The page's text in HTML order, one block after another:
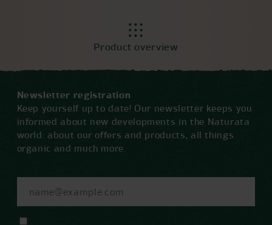
Product overview
Newsletter registration
Keep yourself up to date! Our newsletter keeps you
informed about new developments in the Naturata
world: about our offers and products, all things
organic and much more.